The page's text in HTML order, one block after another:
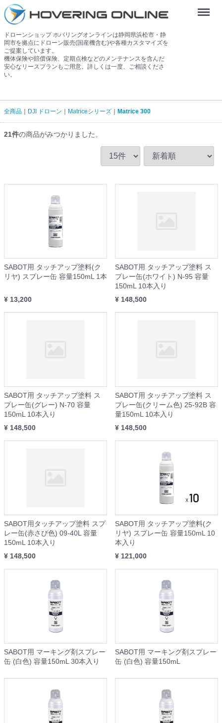
ドローンショップ ホバリングオンラインは静岡県浜松市・静
岡市を拠点にドローン販売(国産機含む)や各種カスタマイズを
ご提案しています。
機体保険や賠償保険、定期点検などのメンテナンスを含んだ
安心なリースプランもご用意。詳しくは一度、ご相談くださ
い。
Menu
全商品 DJI ドローン Matriceシリーズ Matrice 300
21件の商品がみつかりました。
SABOT用 タッチアップ塗料(ク
リヤ) スプレー缶 容量150mL 1本
¥ 13,200
SABOT用 タッチアップ塗料 ス
プレー缶(ホワイト) N-95 容量
150mL 10本入り
¥ 148,500
SABOT用 タッチアップ塗料 ス
プレー缶(グレー) N-70 容量
150mL 10本入り
¥ 148,500
SABOT用 タッチアップ塗料 ス
プレー缶(クリーム色) 25-92B 容
量150mL 10本入り
¥ 148,500
SABOT用タッチアップ塗料 スプ
レー缶(赤さび色) 09-40L 容量
150mL 10本入り
¥ 148,500
SABOT用 タッチアップ塗料(ク
リヤ) スプレー缶 容量150mL 10
本入り
¥ 121,000
SABOT用 マーキング剤スプレー
缶 (白色) 容量150mL 30本入り
SABOT用 マーキング剤スプレー
缶 (白色) 容量150mL